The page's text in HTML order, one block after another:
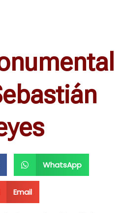
WhatsApp
Email